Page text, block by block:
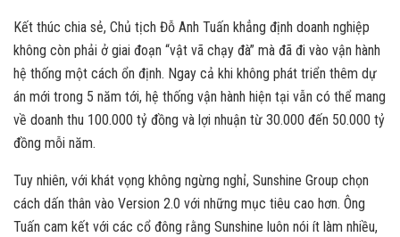
Kết thúc chia sẻ, Chủ tịch Đỗ Anh Tuấn khẳng định doanh nghiệp
không còn phải ở giai đoạn “vật vã chạy đà” mà đã đi vào vận hành
hệ thống một cách ổn định. Ngay cả khi không phát triển thêm dự
án mới trong 5 năm tới, hệ thống vận hành hiện tại vẫn có thể mang
về doanh thu 100.000 tỷ đồng và lợi nhuận từ 30.000 đến 50.000 tỷ
đồng mỗi năm.
Tuy nhiên, với khát vọng không ngừng nghỉ, Sunshine Group chọn
cách dấn thân vào Version 2.0 với những mục tiêu cao hơn. Ông
Tuấn cam kết với các cổ đông rằng Sunshine luôn nói ít làm nhiều,